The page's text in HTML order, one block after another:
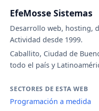
EfeMosse Sistemas
Desarrollo web, hosting,
Actividad desde 1999.
Caballito, Ciudad de
todo el país y
SECTORES DE ESTA WEB
Programación a medida